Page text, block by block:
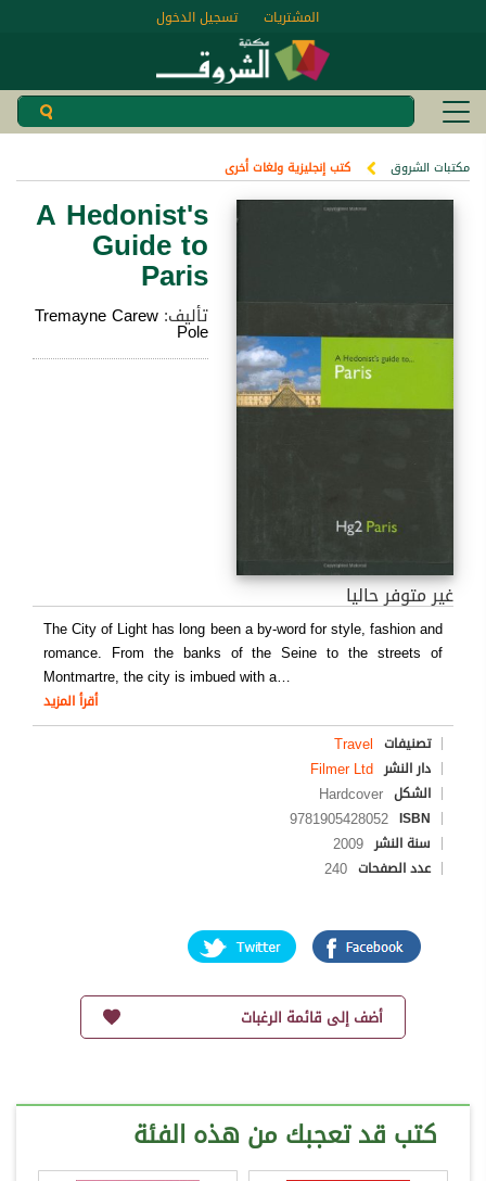
تسجيل الدخول المشتريات
مكتبات الشروق كتب إنجليزية ولغات أخرى
A Hedonist's
Guide to
Paris
تأليف:Tremayne Carew
Pole
غير متوفر حاليا
The City of Light has long been a by-word for style, fashion and
romance. From the banks of the Seine to the streets of
Montmartre, the city is imbued with a…
أقرأ المزيد
تصنيفات Travel
دار النشر Filmer Ltd
الشكل Hardcover
ISBN
9781905428052
سنة النشر 2009
عدد الصفحات 240
أضف إلى قائمة الرغبات
كتب قد تعجبك من هذه الفئة